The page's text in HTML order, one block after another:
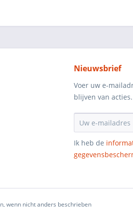
Nieuwsbrief
Voer uw e-
blijven van acties.
Ik heb de
wenn nicht anders beschrieben